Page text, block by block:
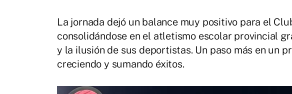
La jornada dejó un balance muy positivo para el
consolidándose en el atletismo escolar provincial
y la ilusión de sus deportistas. Un paso más en un
creciendo y sumando éxitos.